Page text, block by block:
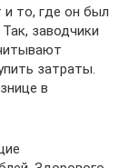
и то, где он был
заводчики
затраты.
в